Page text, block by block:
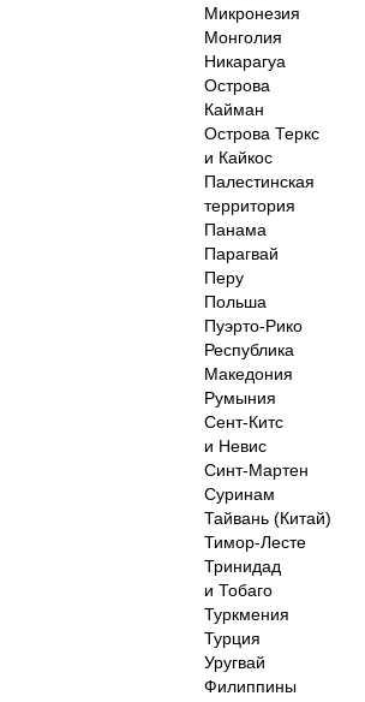
Микронезия
Монголия
Никарагуа
Острова
Кайман
Острова Теркс
и Кайкос
Палестинская
территория
Панама
Парагвай
Перу
Польша
Пуэрто-Рико
Республика
Македония
Румыния
Сент-Китс
и Невис
Синт-Мартен
Суринам
Тайвань (Китай)
Тимор-Лесте
Тринидад
и Тобаго
Туркмения
Турция
Уругвай
Филиппины